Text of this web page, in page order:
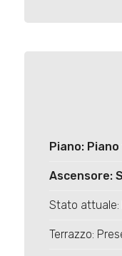
Piano:
Ascensore:
Stato attuale:
Terrazzo: